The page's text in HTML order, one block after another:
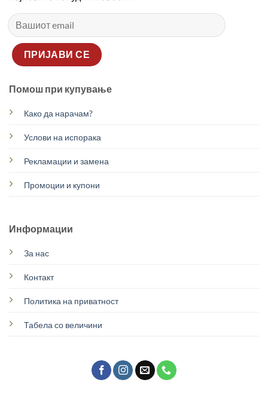
Помош при купување
Како да нарачам?
Услови на испорака
Рекламации и замена
Промоции и купони
Информации
За нас
Контакт
Политика на приватност
Табела со величини